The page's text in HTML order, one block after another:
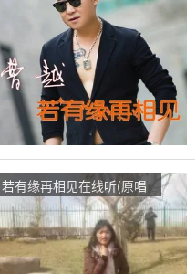
唱点播:171次
若有缘再相见在线听(原唱
是曹越)，快乐每一天演唱
点播:177次